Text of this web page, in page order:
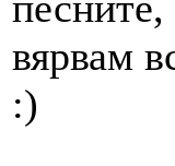
вярвам
:)